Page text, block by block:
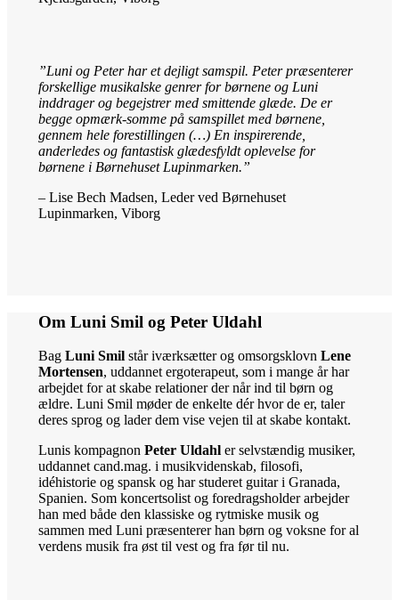
”Luni og Peter har et dejligt samspil. Peter præsenterer
forskellige musikalske genrer for børnene og Luni
inddrager og begejstrer med smittende glæde. De er
begge opmærk-somme på samspillet med børnene,
gennem hele forestillingen (…) En inspirerende,
anderledes og fantastisk glædesfyldt oplevelse for
børnene i Børnehuset Lupinmarken.”
– Lise Bech Madsen, Leder ved Børnehuset
Lupinmarken, Viborg
Om Luni Smil og Peter Uldahl
Bag Luni Smil står iværksætter og omsorgsklovn Lene
Mortensen, uddannet ergoterapeut, som i mange år har
arbejdet for at skabe relationer der når ind til børn og
ældre. Luni Smil møder de enkelte dér hvor de er, taler
deres sprog og lader dem vise vejen til at skabe kontakt.
Lunis kompagnon Peter Uldahl er selvstændig musiker,
uddannet cand.mag. i musikvidenskab, filosofi,
idéhistorie og spansk og har studeret guitar i Granada,
Spanien. Som koncertsolist og fore­dragsholder arbejder
han med både den klassiske og rytmiske musik og
sammen med Luni præsen­terer han børn og voksne for al
verdens musik fra øst til vest og fra før til nu.